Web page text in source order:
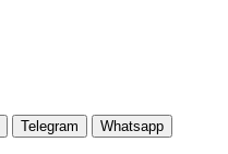
Telegram Whatsapp